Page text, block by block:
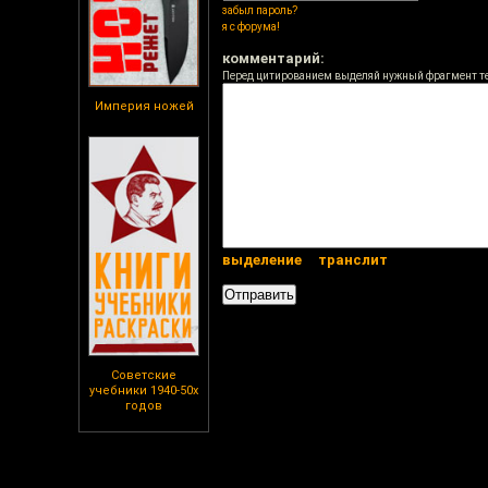
Империя ножей
Советские
учебники 1940-50х
годов
забыл пароль?
я с форума!
комментарий:
Перед цитированием выделяй нужный фрагмент
выделение транслит